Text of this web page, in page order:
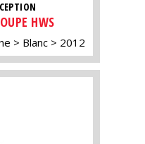
HWS
Blanc 2012